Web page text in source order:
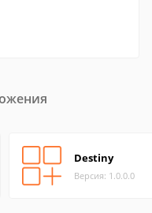
Destiny
Версия: 1.0.0.0